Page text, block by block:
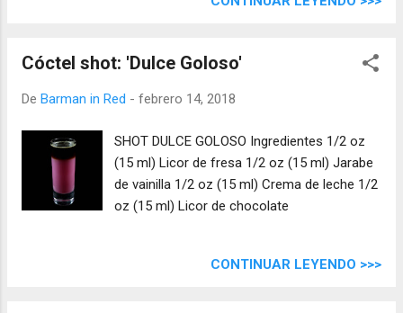
Cóctel shot: 'Dulce Goloso'
De Barman in Red - febrero 14, 2018
SHOT DULCE GOLOSO Ingredientes 1/2 oz
(15 ml) Licor de fresa 1/2 oz (15 ml) Jarabe
de vainilla 1/2 oz (15 ml) Crema de leche 1/2
oz (15 ml) Licor de chocolate
CONTINUAR LEYENDO >>>